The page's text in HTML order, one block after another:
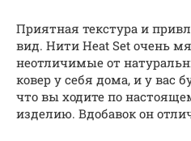
Приятная текстура и
вид. Нити Heat Set очень
неотличимые от
ковер у себя дома, и у вас
что вы ходите по
изделию. Вдобавок он